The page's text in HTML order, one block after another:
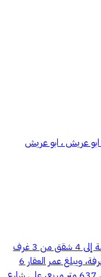
تفاصيل العقار: مبنى مكون من 8 شقق، مقسمة إلى 4 شقق من 3 غرف
بمدخلين، و4 شقق من غرفتين، بإجمالي 20 غرفة، ويبلغ عمر العقار 6